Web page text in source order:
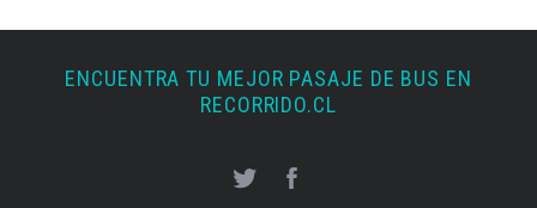
ENCUENTRA TU MEJOR PASAJE DE BUS EN
RECORRIDO.CL